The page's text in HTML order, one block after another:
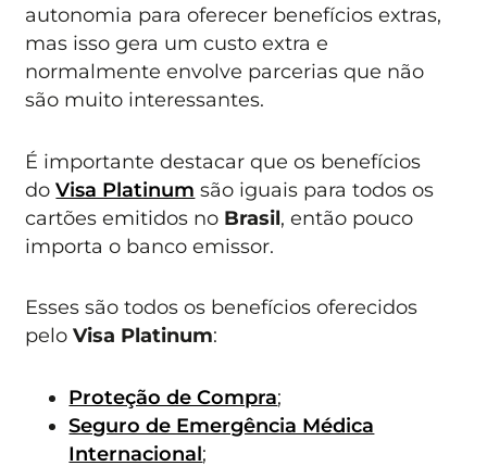
autonomia para oferecer benefícios extras,
mas isso gera um custo extra e
normalmente envolve parcerias que não
são muito interessantes.
É importante destacar que os benefícios
doVisa Platinum são iguais para todos os
cartões emitidos no Brasil, então pouco
importa o banco emissor.
Esses são todos os benefícios oferecidos
peloVisa Platinum:
Proteção de Compra;
Seguro de Emergência Médica
Internacional;